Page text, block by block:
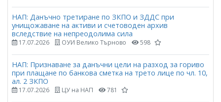
НАП: Данъчно третиране по ЗКПО и ЗДДС при
унищожаване на активи и счетоводен архив
вследствие на непреодолима сила
17.07.2026 ОУИ Велико Търново 598
НАП: Признаване за данъчни цели на разход за гориво
при плащане по банкова сметка на трето лице по чл. 10,
ал. 2 ЗКПО
17.07.2026 ЦУ на НАП 781